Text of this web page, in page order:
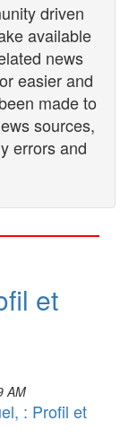
driven
available
news
easier and
made to
sources,
errors and
et
AM
: Profil et